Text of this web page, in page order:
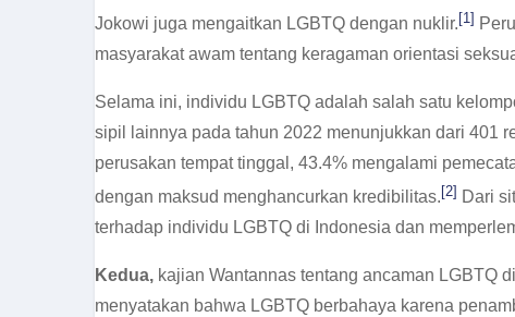
Jokowi juga mengaitkan LGBTQ dengan nuklir.[1]
masyarakat awam tentang keragaman orientasi
Selama ini, individu LGBTQ adalah salah satu
sipil lainnya pada tahun 2022 menunjukkan dari 401
perusakan tempat tinggal, 43.4% mengalami
dengan maksud menghancurkan kredibilitas. [2] Dari
terhadap individu LGBTQ di Indonesia dan
Kedua, kajian Wantannas tentang ancaman LGBTQ
menyatakan bahwa LGBTQ berbahaya karena